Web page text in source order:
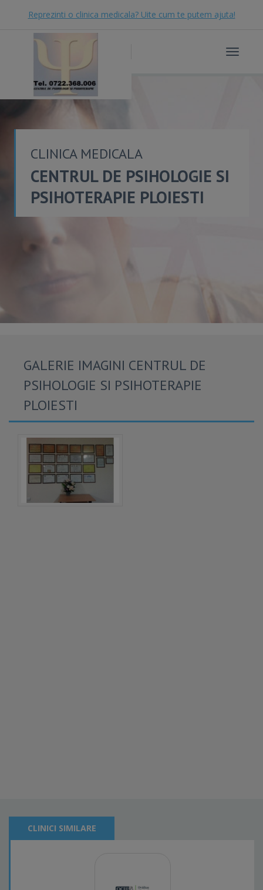
Reprezinti o clinica medicala? Uite cum te putem ajuta!
Toggle
CLINICA MEDICALA
CENTRUL DE PSIHOLOGIE SI
PSIHOTERAPIE PLOIESTI
GALERIE IMAGINI CENTRUL DE
PSIHOLOGIE SI PSIHOTERAPIE
PLOIESTI
CLINICI SIMILARE